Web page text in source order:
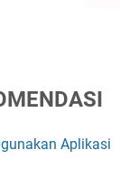
Aplikasi